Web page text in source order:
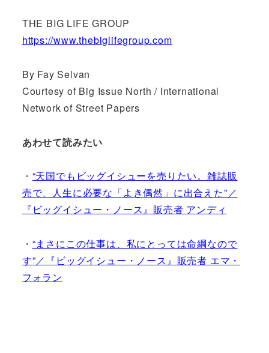
THE BIG LIFE GROUP
https://www.thebiglifegroup.com
By Fay Selvan
Courtesy of Big Issue North / International
Network of Street Papers
あわせて読みたい
・ “天国でもビッグイシューを売りたい。雑誌販
売で、人生に必要な「よき偶然」に出合えた”／
『ビッグイシュー・ノース』販売者 アンディ
・ “まさにこの仕事は、私にとっては命綱なので
す”／『ビッグイシュー・ノース』販売者 エマ・
フォラン